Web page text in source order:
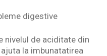
digestive
nivelul de aciditate din
la imbunatatirea